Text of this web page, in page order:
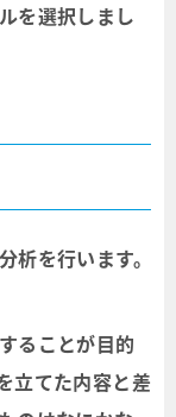
を選択しまし
析を行います。
ることが目的
立てた内容と差